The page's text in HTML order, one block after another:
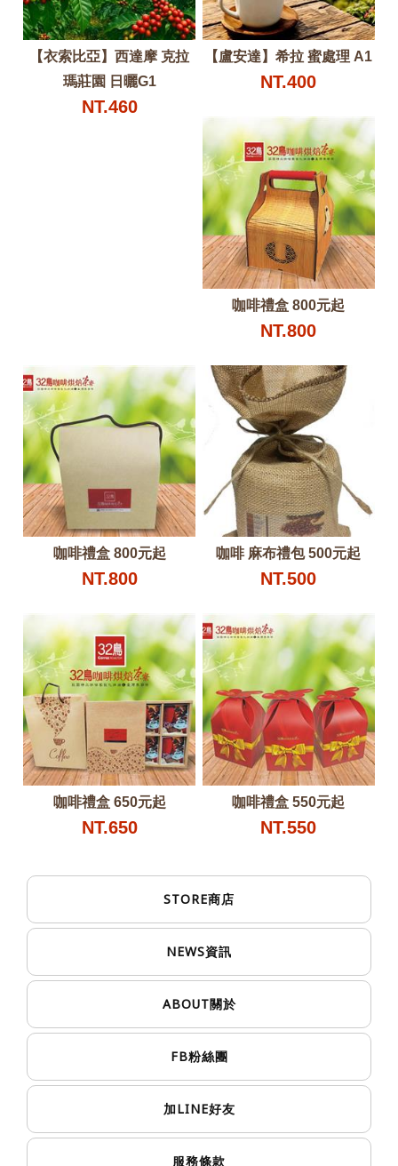
【衣索比亞】西達摩 克拉
瑪莊園 日曬G1
NT.460
【盧安達】希拉 蜜處理 A1
NT.400
咖啡禮盒 800元起
NT.800
咖啡禮盒 800元起
NT.800
咖啡 麻布禮包 500元起
NT.500
咖啡禮盒 650元起
NT.650
咖啡禮盒 550元起
NT.550
STORE商店
NEWS資訊
ABOUT關於
FB粉絲團
加LINE好友
服務條款